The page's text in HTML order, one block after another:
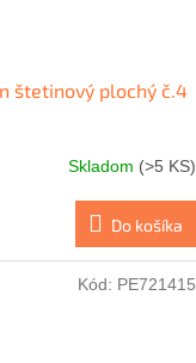
štetinový plochý č.4
Skladom (>5 KS)
Do košíka
Kód: PE721415